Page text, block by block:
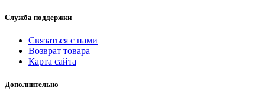
Служба поддержки
Связаться с нами
Возврат товара
Карта сайта
Дополнительно